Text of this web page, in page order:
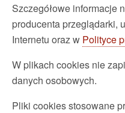
Szczegółowe informacje
producenta przeglądarki,
Internetu oraz w Polityce
W plikach cookies nie
danych osobowych.
Pliki cookies stosowane